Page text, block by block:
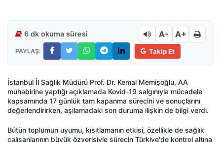
6 dk okuma süresi A- A+
PAYLAŞ: Takip Et
İstanbul İl Sağlık Müdürü Prof. Dr. Kemal Memişoğlu, AA
muhabirine yaptığı açıklamada Kovid-19 salgınıyla mücadele
kapsamında 17 günlük tam kapanma sürecini ve sonuçlarını
değerlendirirken, aşılamadaki son duruma ilişkin de bilgi verdi.
Bütün toplumun uyumu, kısıtlamanın etkisi, özellikle de sağlık
çalışanlarının büyük özverisiyle sürecin Türkiye'de kontrol altına